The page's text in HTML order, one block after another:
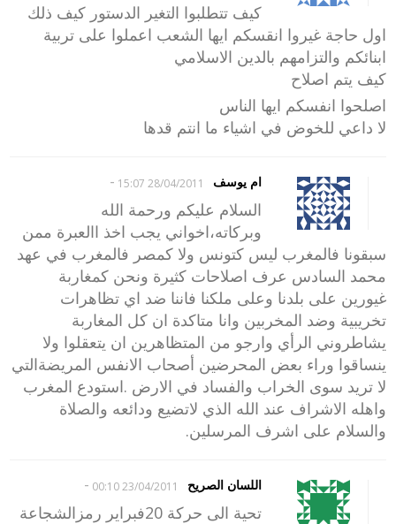
كيف تتطلبوا التغير الدستور كيف ذلك
اول حاجة غيروا انقسكم ايها الشعب اعملوا على تربية
ابنائكم والتزامهم بالدين الاسلامي
كيف يتم اصلاح
اصلحوا انفسكم ايها الناس
لا داعي للخوض في اشياء ما انتم قدها
ام يوسف 28/04/2011 15:07
-
السلام عليكم ورحمة الله
وبركاته،اخواني يجب اخذ االعبرة ممن
سبقونا فالمغرب ليس كتونس ولا كمصر فالمغرب في عهد
محمد السادس عرف اصلاحات كثيرة ونحن كمغاربة
غيورين على بلدنا وعلى ملكنا فاننا ضد اي تظاهرات
تخريبية وضد المخربين وانا متاكدة ان كل المغاربة
يشاطروني الرأي وارجو من المتظاهرين ان يتعقلوا ولا
ينساقوا وراء بعض المحرضين أصحاب الانفس المريضةالتي
لا تريد سوى الخراب والفساد في الارض .استودع المغرب
واهله الاشراف عند الله الذي لاتضيع ودائعه والصلاة
والسلام على اشرف المرسلين.
اللسان الصريح 23/04/2011 00:10
-
تحية الى حركة 20فبراير رمزالشجاعة